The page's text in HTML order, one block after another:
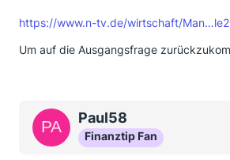
https://www.n-tv.de/wirtschaft/
Um auf die Ausgangsfrage
Paul58
Finanztip Fan